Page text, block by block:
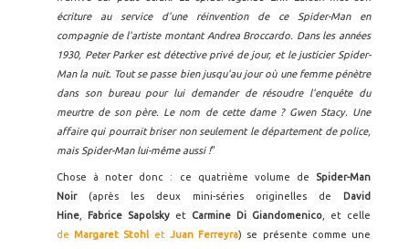
écriture au service d'une réinvention de ce Spider-Man en
compagnie de l'artiste montant Andrea Broccardo. Dans les années
1930, Peter Parker est détective privé de jour, et le justicier Spider-
Man la nuit. Tout se passe bien jusqu'au jour où une femme pénètre
dans son bureau pour lui demander de résoudre l'enquête du
meurtre de son père. Le nom de cette dame ? Gwen Stacy. Une
affaire qui pourrait briser non seulement le département de police,
mais Spider-Man lui-même aussi !"
Chose à noter donc : ce quatrième volume de Spider-Man
Noir (après les deux mini-séries originelles de
David
Hine
Fabrice Sapolsky et Carmine Di Giandomenico , et celle
deMargaret Stohl et Juan Ferreyra) se présente comme une